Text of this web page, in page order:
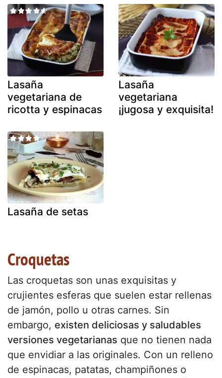
Lasaña
vegetariana de
ricotta y espinacas
Lasaña
vegetariana
¡jugosa y exquisita!
Lasaña de setas
Croquetas
Las croquetas son unas exquisitas y
crujientes esferas que suelen estar rellenas
de jamón, pollo u otras carnes. Sin
embargo, existen deliciosas y saludables
versiones vegetarianas que no tienen nada
que envidiar a las originales. Con un relleno
de espinacas, patatas, champiñones o